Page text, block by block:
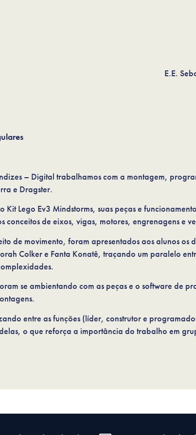
E.E.
– Digital trabalhamos com a montagem,
e Dragster.
Kit Lego Ev3 Mindstorms, suas peças e
conceitos de eixos, vigas, motores, engrenagens e
de movimento, foram apresentados aos alunos os
Colker e Fanta Konatê, traçando um paralelo
se ambientando com as peças e o software de
entre as funções (líder, construtor e
o que reforça a importância do trabalho em